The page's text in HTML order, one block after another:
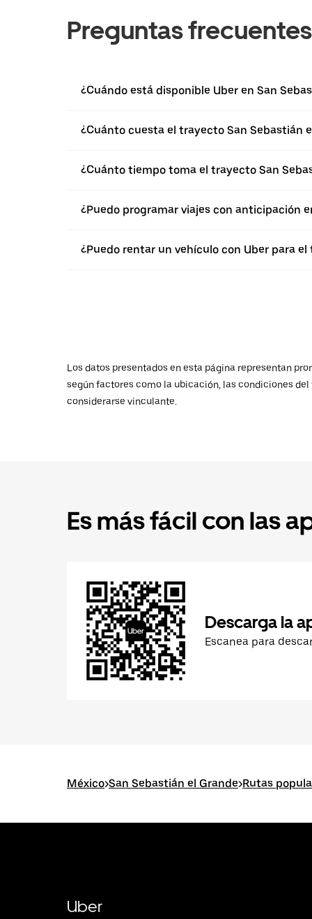
Preguntas frecuentes
¿Cuándo está disponible Uber en San
¿Cuánto cuesta el trayecto San Sebastián
¿Cuánto tiempo toma el trayecto San
¿Puedo programar viajes con anticipación
¿Puedo rentar un vehículo con Uber para
Los datos presentados en esta página representan
según factores como la ubicación, las condiciones
considerarse vinculante.
Es más fácil con las
Descarga la
Escanea para
México>San Sebastián el Grande>Rutas
Uber